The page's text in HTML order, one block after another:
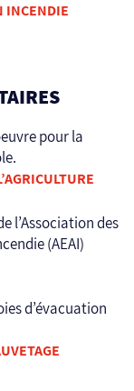
INCENDIE
pour la
l’Association des
(AEAI)
d’évacuation